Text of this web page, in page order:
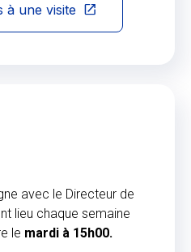
à une visite
avec le Directeur de
lieu chaque semaine
le mardi à 15h00.